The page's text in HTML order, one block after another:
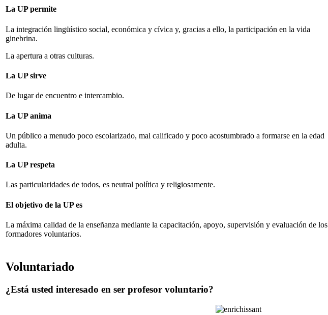
La UP permite
La integración lingüístico social, económica y cívica y, gracias a ello, la participación en la vida
ginebrina.
La apertura a otras culturas.
La UP sirve
De lugar de encuentro e intercambio.
La UP anima
Un público a menudo poco escolarizado, mal calificado y poco acostumbrado a formarse en la edad
adulta.
La UP respeta
Las particularidades de todos, es neutral política y religiosamente.
El objetivo de la UP es
La máxima calidad de la enseñanza mediante la capacitación, apoyo, supervisión y evaluación de los
formadores voluntarios.
Voluntariado
¿Está usted interesado en ser profesor voluntario?